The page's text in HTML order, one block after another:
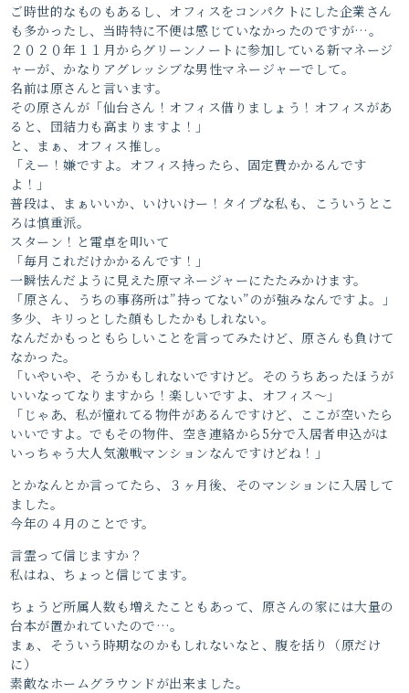
ご時世的なものもあるし、オフィスをコンパクトにした企業さん
も多かったし、当時特に不便は感じていなかったのですが…。
２０２０年１１月からグリーンノートに参加している新マネージ
ャーが、かなりアグレッシブな男性マネージャーでして。
名前は原さんと言います。
その原さんが「仙台さん！オフィス借りましょう！オフィスがあ
ると、団結力も高まりますよ！」
と、まぁ、オフィス推し。
「えー！嫌ですよ。オフィス持ったら、固定費かかるんです
よ！」
普段は、まぁいいか、いけいけー！タイプな私も、こういうとこ
ろは慎重派。
スターン！と電卓を叩いて
「毎月これだけかかるんです！」
一瞬怯んだように見えた原マネージャーにたたみかけます。
「原さん、うちの事務所は”持ってない”のが強みなんですよ。」
多少、キリっとした顔もしたかもしれない。
なんだかもっともらしいことを言ってみたけど、原さんも負けて
なかった。
「いやいや、そうかもしれないですけど。そのうちあったほうが
いいなってなりますから！楽しいですよ、オフィス〜」
「じゃあ、私が憧れてる物件があるんですけど、ここが空いたら
いいですよ。でもその物件、空き連絡から5分で入居者申込がは
いっちゃう大人気激戦マンションなんですけどね！」
とかなんとか言ってたら、３ヶ月後、そのマンションに入居して
ました。
今年の４月のことです。
言霊って信じますか？
私はね、ちょっと信じてます。
ちょうど所属人数も増えたこともあって、原さんの家には大量の
台本が置かれていたので…。
まぁ、そういう時期なのかもしれないなと、腹を括り（原だけ
に）
素敵なホームグラウンドが出来ました。